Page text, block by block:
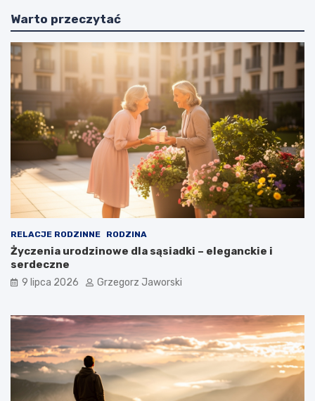
Warto przeczytać
RELACJE RODZINNE RODZINA
Życzenia urodzinowe dla sąsiadki – eleganckie i
serdeczne
9 lipca 2026 Grzegorz Jaworski